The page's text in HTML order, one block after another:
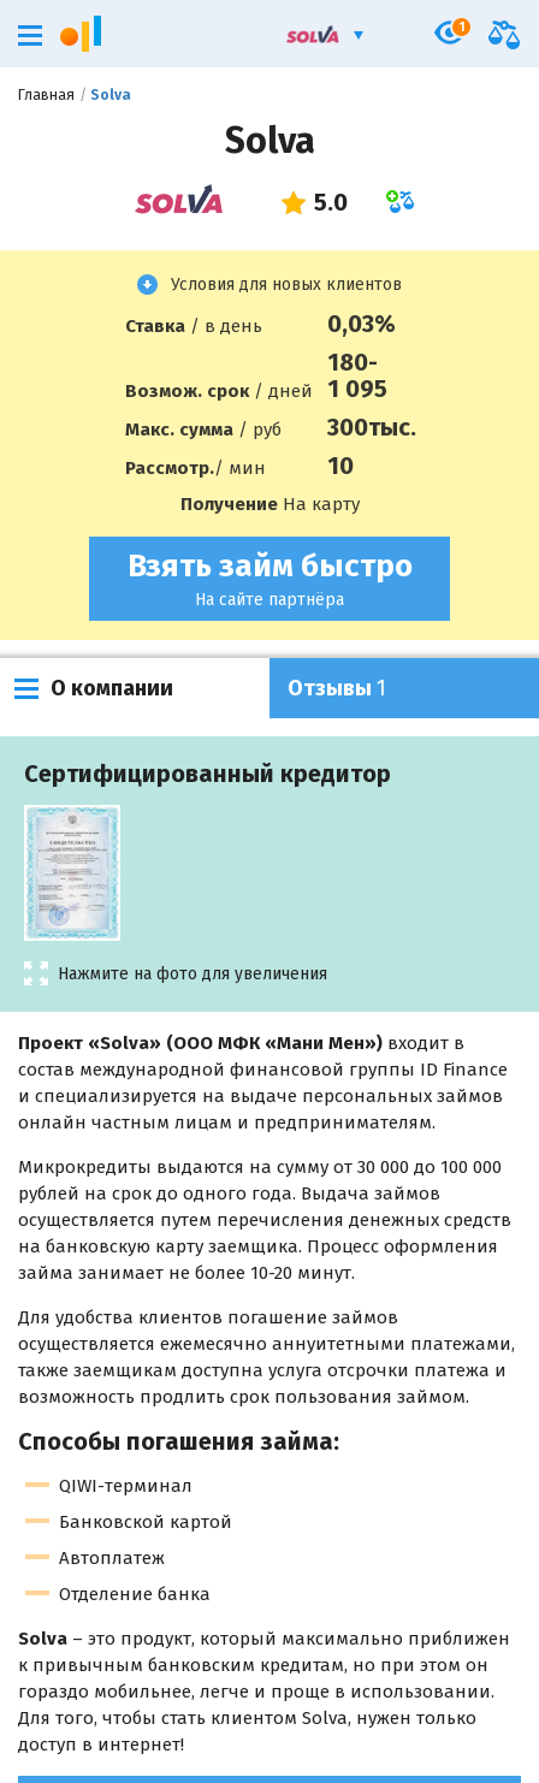
Главная Solva
Solva
Условия для новых клиентов
Ставка / в день 0,03%
Возмож. срок / дней
180-
1 095
Макс. сумма / руб 300тыс.
Рассмотр./ мин 10
Получение На карту
Взять займ быстро
На сайте партнёра
О компании Отзывы 1
Сертифицированный кредитор
Нажмите на фото для увеличения
Проект «Solva» (ООО МФК «Мани Мен») входит в
состав международной финансовой группы ID Finance
и специализируется на выдаче персональных займов
онлайн частным лицам и предпринимателям.
Микрокредиты выдаются на сумму от 30 000 до 100 000
рублей на срок до одного года. Выдача займов
осуществляется путем перечисления денежных средств
на банковскую карту заемщика. Процесс оформления
займа занимает не более 10-20 минут.
Для удобства клиентов погашение займов
осуществляется ежемесячно аннуитетными платежами,
также заемщикам доступна услуга отсрочки платежа и
возможность продлить срок пользования займом.
Способы погашения займа:
QIWI-терминал
Банковской картой
Автоплатеж
Отделение банка
Solva – это продукт, который максимально приближен
к привычным банковским кредитам, но при этом он
гораздо мобильнее, легче и проще в использовании.
Для того, чтобы стать клиентом Solva, нужен только
доступ в интернет!
1